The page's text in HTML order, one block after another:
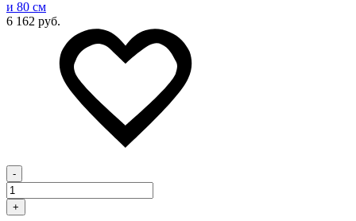
и 80 см
6 162 руб.
-
+